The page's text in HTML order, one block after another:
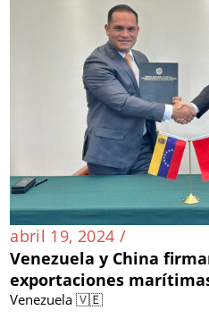
abril 19, 2024 /
Venezuela y China
exportaciones
Venezuela 🇻🇪